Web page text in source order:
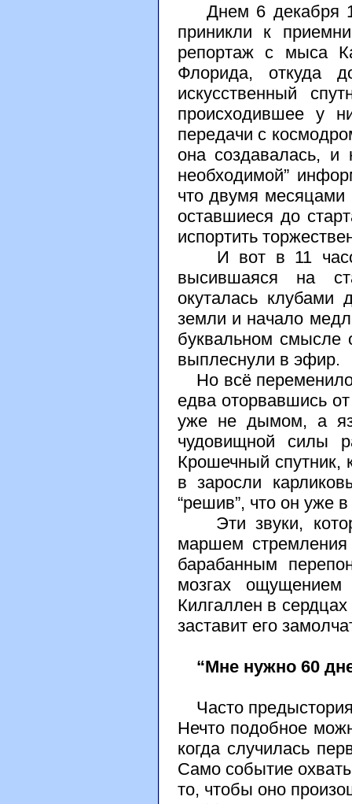
Днем 6 декабря
приникли к
репортаж с мыса
Флорида, откуда
искусственный
происходившее у
передачи с
она создавалась,
необходимой”
что двумя месяцами
оставшиеся до
испортить
И вот в 11 часов
высившаяся на
окуталась клубами
земли и начало
буквальном смысле
выплеснули в эфир.
Но всё
едва оторвавшись от
уже не дымом, а
чудовищной силы
Крошечный спутник,
в заросли
“решив”, что он уже
Эти звуки,
маршем стремления
барабанным
мозгах ощущением
Килгаллен в
заставит его
“Мне нужно 60
Часто предыстория
Нечто подобное
когда случилась
Само событие
то, чтобы оно